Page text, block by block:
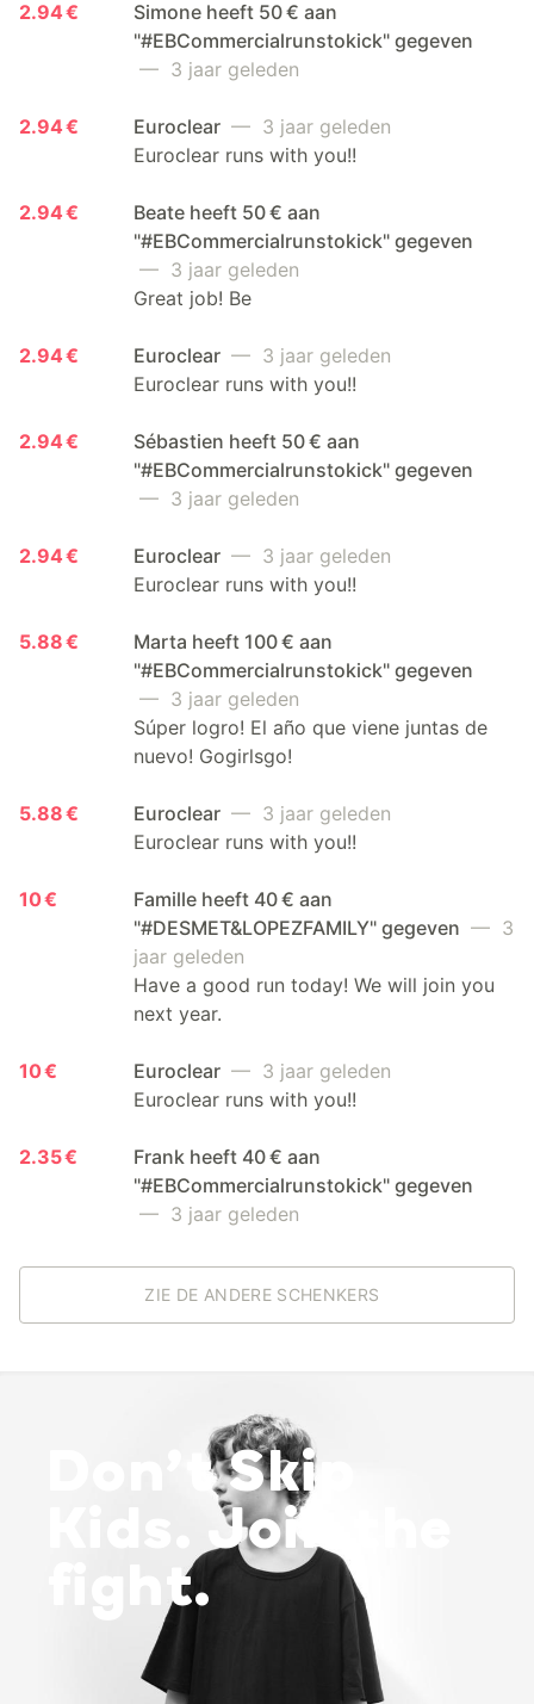
2.94 €
Simone heeft 50 € aan
"#EBCommercialrunstokick" gegeven
— 3 jaar geleden
2.94 € Euroclear — 3 jaar geleden
Euroclear runs with you!!
2.94 €
Beate heeft 50 € aan
"#EBCommercialrunstokick" gegeven
— 3 jaar geleden
Great job! Be
2.94 € Euroclear — 3 jaar geleden
Euroclear runs with you!!
2.94 €
Sébastien heeft 50 € aan
"#EBCommercialrunstokick" gegeven
— 3 jaar geleden
2.94 € Euroclear — 3 jaar geleden
Euroclear runs with you!!
5.88 €
Marta heeft 100 € aan
"#EBCommercialrunstokick" gegeven
— 3 jaar geleden
Súper logro! El año que viene juntas de
nuevo! Gogirlsgo!
5.88 € Euroclear — 3 jaar geleden
Euroclear runs with you!!
10 €
Famille heeft 40 € aan
"#DESMET&LOPEZFAMILY" gegeven — 3
jaar geleden
Have a good run today! We will join you
next year.
10 € Euroclear — 3 jaar geleden
Euroclear runs with you!!
2.35 €
Frank heeft 40 € aan
"#EBCommercialrunstokick" gegeven
— 3 jaar geleden
ZIE DE ANDERE SCHENKERS
Don’t Skip
Kids. Join the
fight.